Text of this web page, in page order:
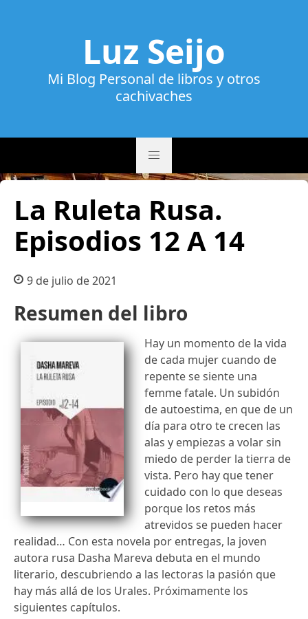
Luz Seijo
Mi Blog Personal de libros y otros
cachivaches
La Ruleta Rusa.
Episodios 12 A 14
9 de julio de 2021
Resumen del libro
Hay un momento de la vida
de cada mujer cuando de
repente se siente una
femme fatale. Un subidón
de autoestima, en que de un
día para otro te crecen las
alas y empiezas a volar sin
miedo de perder la tierra de
vista. Pero hay que tener
cuidado con lo que deseas
porque los retos más
atrevidos se pueden hacer
realidad… Con esta novela por entregas, la joven
autora rusa Dasha Mareva debuta en el mundo
literario, descubriendo a las lectoras la pasión que
hay más allá de los Urales. Próximamente los
siguientes capítulos.